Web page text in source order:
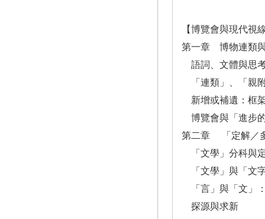
【博覽會與現代視
第一章 博物連類
語詞、文體與思
「連類」、「親
新增或補遺：框
博覽會與「進步
第二章 「定解／
「文學」分科與
「文學」與「文
「言」與「文」
探源與求新